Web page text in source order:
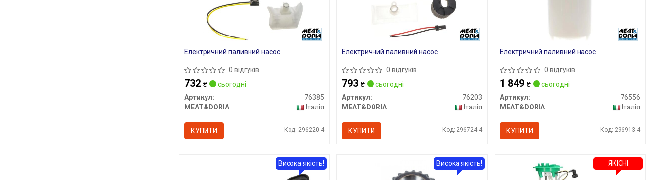
Електричний паливний насос
0 відгуків
732 ₴
сьогодні
Артикул:
76385
MEAT&DORIA
Італія
КУПИТИ Код: 296220-4
Електричний паливний насос
0 відгуків
793₴
сьогодні
Артикул:
76203
MEAT&DORIA
Італія
КУПИТИ Код: 296724-4
Електричний паливний насос
0 відгуків
1 849₴
сьогодні
Артикул:
76556
MEAT&DORIA
Італія
КУПИТИ Код: 296913-4
Висока якість! Висока якість! ЯКІСНІ